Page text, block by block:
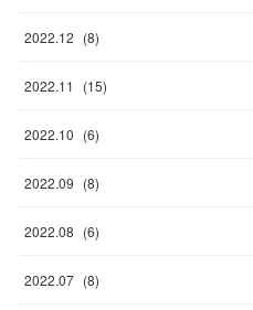
2022.12 (8)
2022.11 (15)
2022.10 (6)
2022.09 (8)
2022.08 (6)
2022.07 (8)